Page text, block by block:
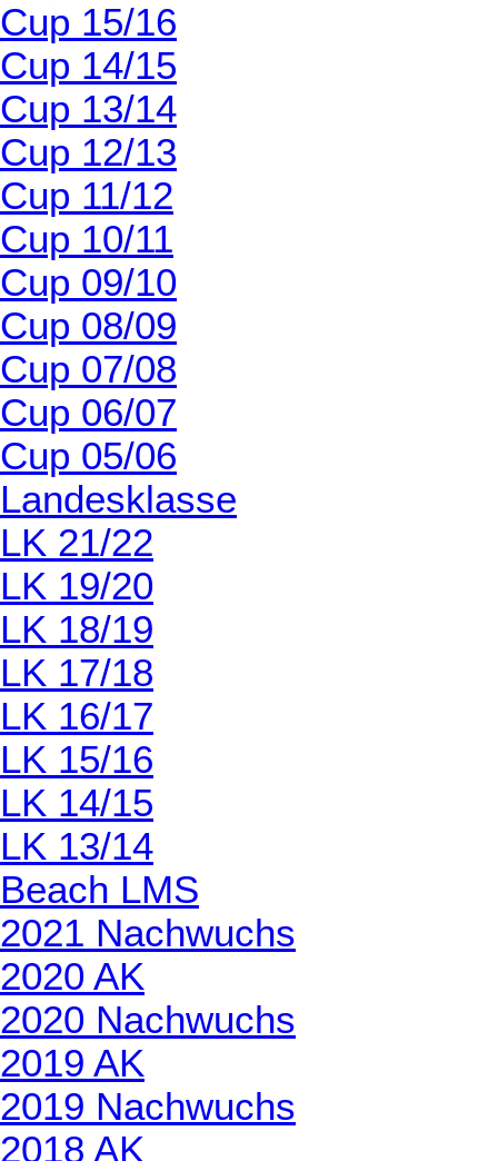
Cup 15/16
Cup 14/15
Cup 13/14
Cup 12/13
Cup 11/12
Cup 10/11
Cup 09/10
Cup 08/09
Cup 07/08
Cup 06/07
Cup 05/06
Landesklasse
LK 21/22
LK 19/20
LK 18/19
LK 17/18
LK 16/17
LK 15/16
LK 14/15
LK 13/14
Beach LMS
2021 Nachwuchs
2020 AK
2020 Nachwuchs
2019 AK
2019 Nachwuchs
2018 AK